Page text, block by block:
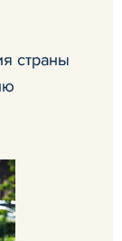
страны